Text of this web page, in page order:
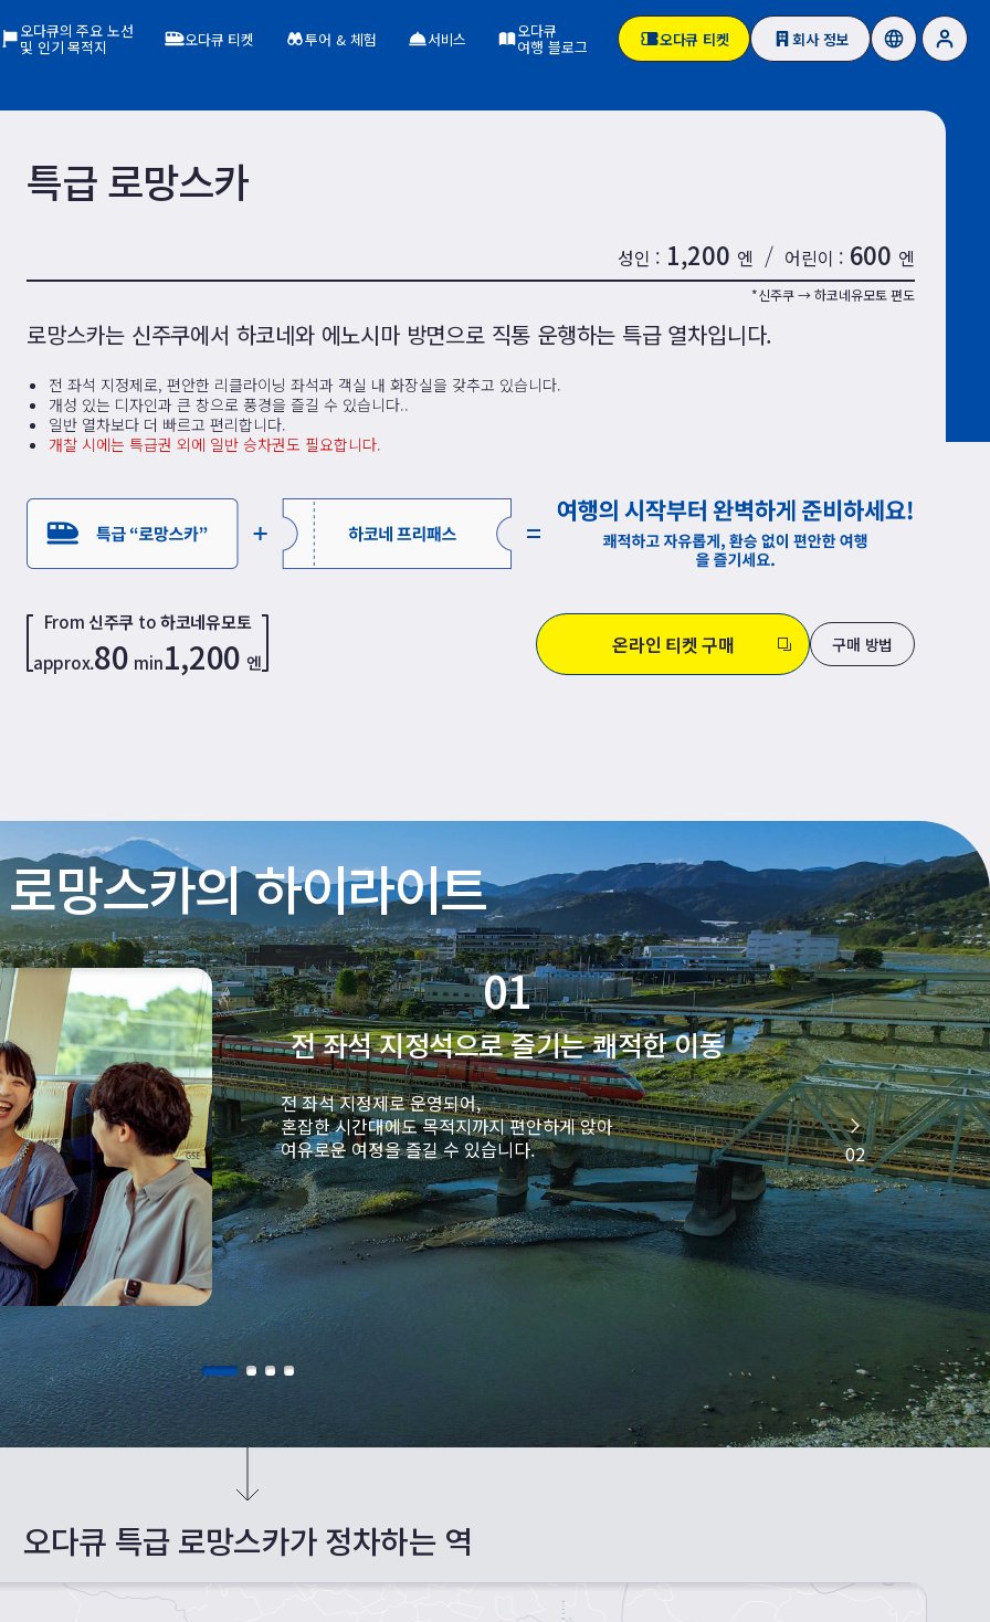
오다큐의 주요 노선
및 인기 목적지 오다큐 티켓 투어 & 체험 서비스 오다큐
여행 블로그 오다큐 티켓 회사 정보
특급 로망스카
성인 1,200 엔 / 어린이 600 엔
*신주쿠 → 하코네유모토 편도
로망스카는 신주쿠에서 하코네와 에노시마 방면으로 직통 운행하는 특급 열차입니다.
전 좌석 지정제로, 편안한 리클라이닝 좌석과 객실 내 화장실을 갖추고 있습니다.
개성 있는 디자인과 큰 창으로 풍경을 즐길 수 있습니다..
일반 열차보다 더 빠르고 편리합니다.
개찰 시에는 특급권 외에 일반 승차권도 필요합니다.
From 신주쿠 to하코네유모토
approx.80 min1,200 엔
온라인 티켓 구매 구매 방법
로망스카의 하이라이트
02
01
전 좌석 지정석으로 즐기는 쾌적한 이동
전 좌석 지정제로 운영되어,
혼잡한 시간대에도 목적지까지 편안하게 앉아
여유로운 여정을 즐길 수 있습니다.
오다큐 특급 로망스카가 정차하는 역